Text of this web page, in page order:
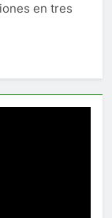
en tres